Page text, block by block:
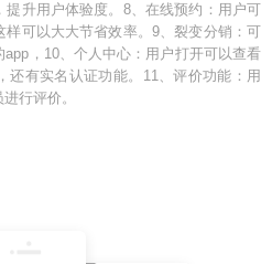
升用户体验度。8、在线预约：用户可
样可以大大节省效率。9、裂变分销：可
，10、个人中心：用户打开可以查看
还有实名认证功能。11、评价功能：用
行评价。